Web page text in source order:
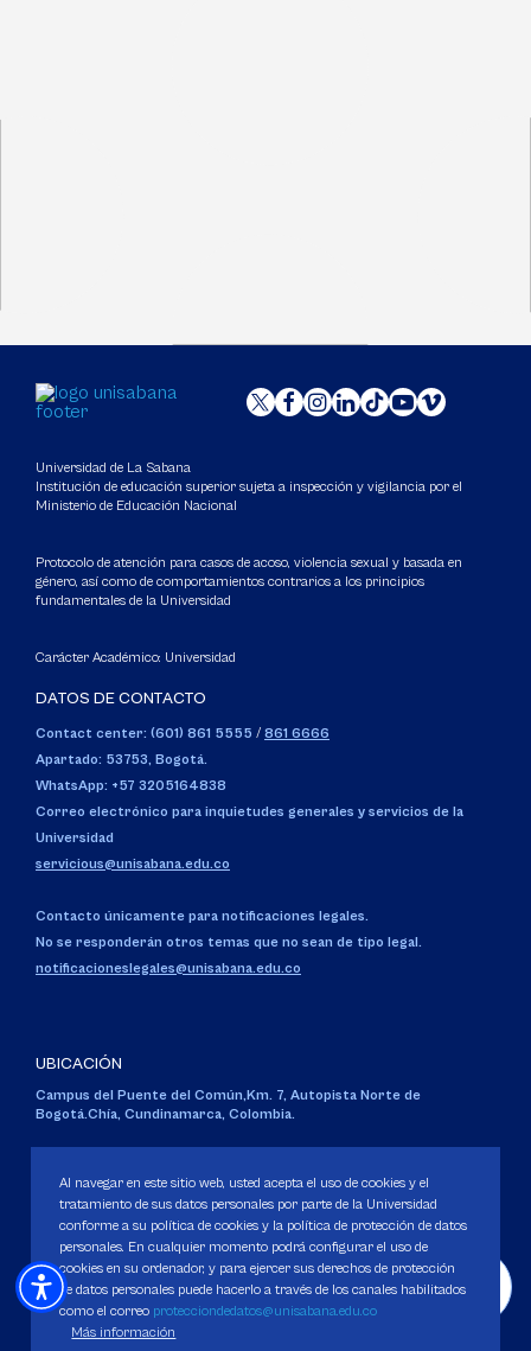
Universidad de La Sabana
Institución de educación superior sujeta a inspección y vigilancia por el
Ministerio de Educación Nacional
Protocolo de atención para casos de acoso, violencia sexual y basada en
género, así como de comportamientos contrarios a los principios
fundamentales de la Universidad
Carácter Académico: Universidad
DATOS DE CONTACTO
Contact center: (601) 861 5555 / 861 6666
Apartado: 53753, Bogotá.
WhatsApp: +57 3205164838
Correo electrónico para inquietudes generales y servicios de la
Universidad
servicious@unisabana.edu.co
Contacto únicamente para notificaciones legales.
No se responderán otros temas que no sean de tipo legal.
notificacioneslegales@unisabana.edu.co
UBICACIÓN
Campus del Puente del Común,Km. 7, Autopista Norte de
Bogotá.Chía, Cundinamarca, Colombia.
Personería Jurídica:Resolución 130 del 14 de enero de 1980.
Ministerio de Educación Nacional.
Política de Protección de datos
Al navegar en este sitio web, usted acepta el uso de cookies y el
tratamiento de sus datos personales por parte de la Universidad
conforme a su política de cookies y la política de protección de datos
personales. En cualquier momento podrá configurar el uso de
cookies en su ordenador, y para ejercer sus derechos de protección
de datos personales puede hacerlo a través de los canales habilitados
como el correo protecciondedatos@unisabana.edu.co
Más información